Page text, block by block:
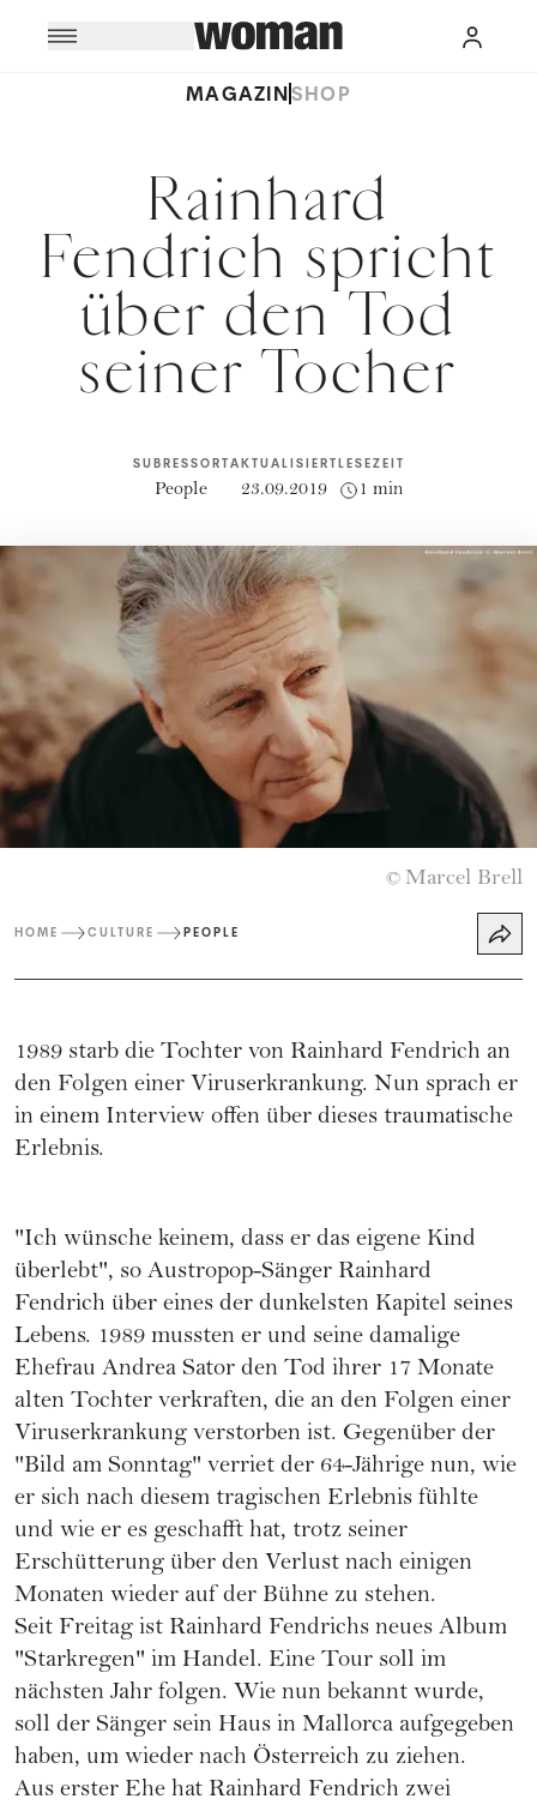
MAGAZINSHOP
Rainhard
Fendrich spricht
über den Tod
seiner Tocher
SUBRESSORT
People
AKTUALISIERT
23.09.2019
LESEZEIT
1 min
© Marcel Brell
HOME CULTURE PEOPLE
1989 starb die Tochter von Rainhard Fendrich an
den Folgen einer Viruserkrankung. Nun sprach er
in einem Interview offen über dieses traumatische
Erlebnis.
"Ich wünsche keinem, dass er das eigene Kind
überlebt", so Austropop-Sänger Rainhard
Fendrich über eines der dunkelsten Kapitel seines
Lebens. 1989 mussten er und seine damalige
Ehefrau Andrea Sator den Tod ihrer 17 Monate
alten Tochter verkraften, die an den Folgen einer
Viruserkrankung verstorben ist. Gegenüber der
"Bild am Sonntag" verriet der 64-Jährige nun, wie
er sich nach diesem tragischen Erlebnis fühlte
und wie er es geschafft hat, trotz seiner
Erschütterung über den Verlust nach einigen
Monaten wieder auf der Bühne zu stehen.
Seit Freitag ist Rainhard Fendrichs neues Album
"Starkregen" im Handel. Eine Tour soll im
nächsten Jahr folgen. Wie nun bekannt wurde,
soll der Sänger sein Haus in Mallorca aufgegeben
haben, um wieder nach Österreich zu ziehen.
Aus erster Ehe hat Rainhard Fendrich zwei